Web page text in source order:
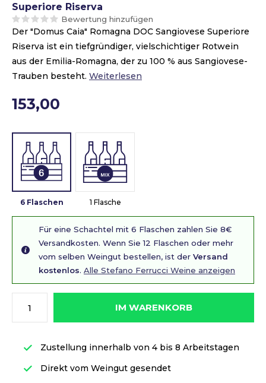
Superiore Riserva
Bewertung hinzufügen
Der "Domus Caia" Romagna DOC Sangiovese Superiore
Riserva ist ein tiefgründiger, vielschichtiger Rotwein
aus der Emilia-Romagna, der zu 100 % aus Sangiovese-
Trauben besteht. Weiterlesen
153,00
6 Flaschen 1 Flasche
Für eine Schachtel mit 6 Flaschen zahlen Sie 8€
Versandkosten. Wenn Sie 12 Flaschen oder mehr
vom selben Weingut bestellen, ist der Versand
kostenlos. Alle Stefano Ferrucci Weine anzeigen
IM WARENKORB
Zustellung innerhalb von 4 bis 8 Arbeitstagen
Direkt vom Weingut gesendet